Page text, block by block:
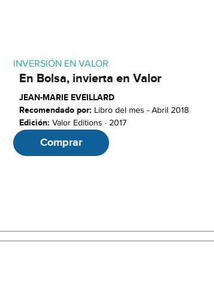
INVERSIÓN EN VALOR
En Bolsa, invierta en Valor
JEAN-MARIE EVEILLARD
Recomendado por: Libro del mes - Abril 2018
Edición:Valor Editions · 2017
Páginas:Comprar